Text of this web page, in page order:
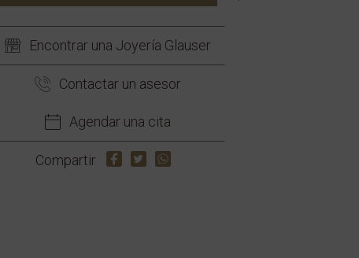
Encontrar una Joyería Glauser
Contactar un asesor
Agendar una cita
Compartir